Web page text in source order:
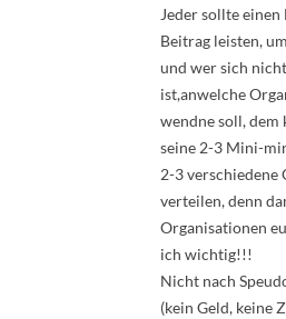
Jeder sollte
Beitrag leisten,
und wer sich
ist,anwelche
wendne soll, dem
seine 2-3 Mini-
2-3 verschiedene
verteilen, denn
Organisationen
ich wichtig!!!
Nicht nach
(kein Geld, keine